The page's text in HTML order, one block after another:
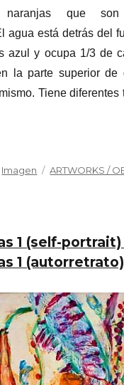
naranjas que
agua está detrás del
azul y ocupa 1/3 de
la parte superior de
Tiene diferentes
Formato
Imagen Categorías
ARTWORKS /
1 (self-portrait)
1 (autorretrato)